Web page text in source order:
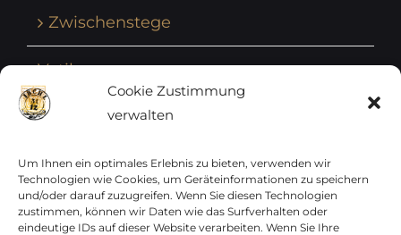
Cookie Zustimmung
verwalten
Um Ihnen ein optimales Erlebnis zu bieten, verwenden wir
Technologien wie Cookies, um Geräteinformationen zu speichern
und/oder darauf zuzugreifen. Wenn Sie diesen Technologien
zustimmen, können wir Daten wie das Surfverhalten oder
eindeutige IDs auf dieser Website verarbeiten. Wenn Sie Ihre
Zwischenstege
Vatikan
Vereinte Nationen
Vorphilatelie
Zensurbelege Österreich